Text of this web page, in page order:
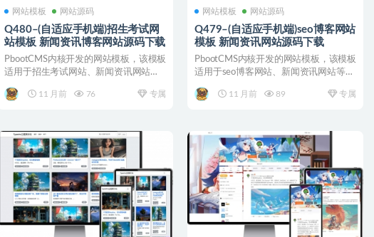
网站模板 网站源码
Q480–(自适应手机端)招生考试网
站模板 新闻资讯博客网站源码下载
PbootCMS内核开发的网站模板，该模板
适用于招生考试网站、新闻资讯网站等
11 月前
76 专属
网站模板 网站源码
Q479–(自适应手机端)seo博客网站
模板 新闻资讯网站源码下载
PbootCMS内核开发的网站模板，该模板
适用于seo博客网站、新闻资讯网站等企
11 月前
89 专属